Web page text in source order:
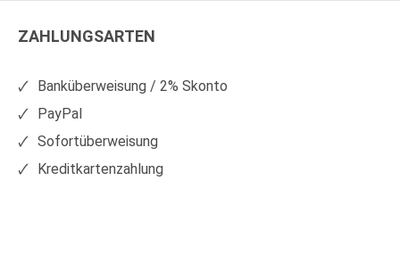
auf
auf
ZAHLUNGSARTEN
Banküberweisung / 2% Skonto
PayPal
Sofortüberweisung
Kreditkartenzahlung